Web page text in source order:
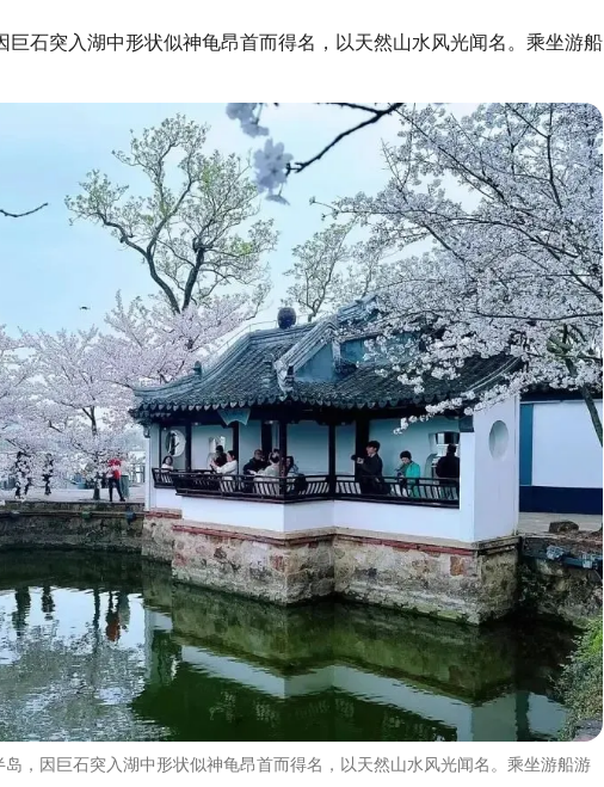
石突入湖中形状似神龟昂首而得名，以天然山水风光闻名。乘坐游船
，因巨石突入湖中形状似神龟昂首而得名，以天然山水风光闻名。乘坐游船游